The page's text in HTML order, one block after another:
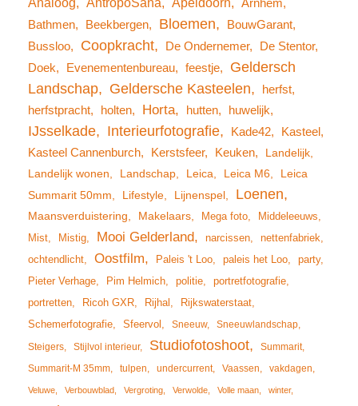
Bathmen
Beekbergen Bloemen
BouwGarant
Bussloo
Coopkracht De Ondernemer
De Stentor
Doek
Evenementenbureau feestje
Geldersch
Landschap
Geldersche Kasteelen
herfst
herfstpracht
holten Horta hutten huwelijk
IJsselkade Interieurfotografie Kade42
Kasteel
Kasteel Cannenburch
Kerstsfeer Keuken
Landelijk
Landelijk wonen
Landschap Leica Leica M6
Leica
Summarit 50mm
Lifestyle Lijnenspel Loenen
Maansverduistering Makelaars Mega foto
Middeleeuws
Mist
Mistig Mooi Gelderland narcissen
nettenfabriek
ochtendlicht
Oostfilm Paleis 't Loo paleis het Loo party
Pieter Verhage Pim Helmich politie
portretfotografie
portretten
Ricoh GXR Rijhal
Rijkswaterstaat
Schemerfotografie
Sfeervol Sneeuw
Sneeuwlandschap
Steigers
Stijlvol interieur Studiofotoshoot
Summarit
Summarit-M 35mm
tulpen undercurrent Vaassen vakdagen
Veluwe Verbouwblad Vergroting Verwolde Volle maan winter